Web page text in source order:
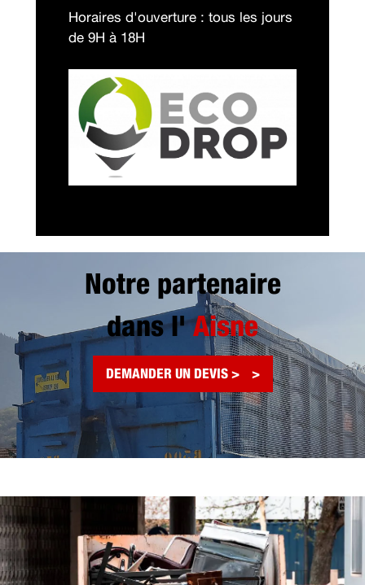
Horaires d'ouverture : tous les jours
de 9H à 18H
Notre partenaire
dans l'Aisne
DEMANDER UN DEVIS >